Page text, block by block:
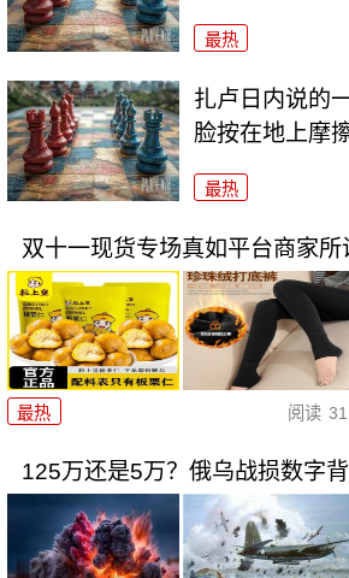
最热
扎卢日内说的
脸按在地上摩
最热
双十一现货专场真如平台商家所
最热 阅读
125万还是5万？俄乌战损数字